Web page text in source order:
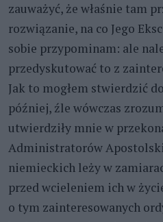
zauważyć, że właśnie tam
rozwiązanie, na co Jego
sobie przypominam: ale
przedyskutować to z
Jak to mogłem stwierdzić
później, źle wówczas
utwierdziły mnie w
Administratorów
niemieckich leży w
przed wcieleniem ich w
o tym zainteresowanych